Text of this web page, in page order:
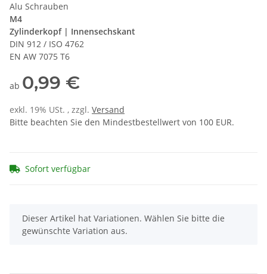
Alu Schrauben
M4
Zylinderkopf | Innensechskant
DIN 912 / ISO 4762
EN AW 7075 T6
ab 0,99 €
exkl. 19% USt. , zzgl. Versand
Bitte beachten Sie den Mindestbestellwert von 100 EUR.
Sofort verfügbar
x
Dieser Artikel hat Variationen. Wählen Sie bitte die
gewünschte Variation aus.